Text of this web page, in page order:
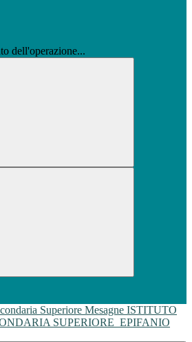
dell'operazione...
ISTITUTO
SUPERIORE EPIFANIO